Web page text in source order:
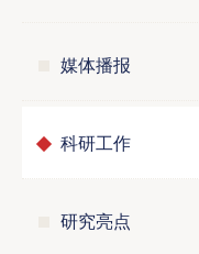
媒体播报
科研工作
研究亮点